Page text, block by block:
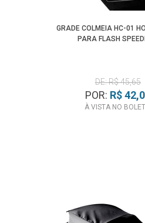
GRADE COLMEIA HC-01
PARA FLASH
DE: R$ 45,65
POR: R$
À VISTA NO